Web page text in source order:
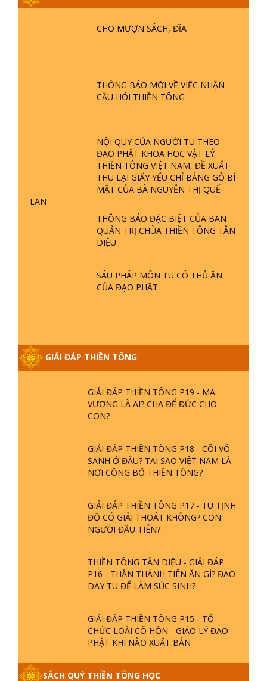
CHO MƯỢN SÁCH, ĐĨA
THÔNG BÁO MỚI VỀ VIỆC NHẬN
CÂU HỎI THIỀN TÔNG
NỘI QUY CỦA NGƯỜI TU THEO
ĐẠO PHẬT KHOA HỌC VẬT LÝ
THIỀN TÔNG VIỆT NAM, ĐỀ XUẤT
THU LẠI GIẤY YẾU CHỈ BẢNG GỖ BÍ
MẬT CỦA BÀ NGUYỄN THỊ QUẾ
LAN
THÔNG BÁO ĐẶC BIỆT CỦA BAN
QUẢN TRỊ CHÙA THIỀN TÔNG TÂN
DIỆU
SÁU PHÁP MÔN TU CÓ THỦ ẤN
CỦA ĐẠO PHẬT
GIẢI ĐÁP THIỀN TÔNG
TTTD
GIẢI ĐÁP ĐẶC BIỆT P23 - THIÊN
TĂNG? | TTTD
GIẢI ĐÁP THIỀN TÔNG ĐẶC BIỆT P22
- TẠI SAO TRÁI ĐẤT NHIỀU THIÊN TAI
- LŨ LỤT - HỎA HOẠN | TTTD
GIẢI ĐÁP THIỀN TÔNG ĐẶC BIỆT P21
- TẠI SAO ĐỨC PHẬT BƯỚC ĐI 7
BƯỚC TRÊN HOA SEN ? | TTTD
GIẢI ĐÁP VỀ LỄ TIỄN THIỀN TÔNG SƯ
NGỌC LÂM VỀ PHẬT GIỚI
PHẦN 20 - BÁC NGUYỄN NHÂN LÀ AI?
PHIỀN NÃO DO ĐÂU MÀ CÓ?
GIẢI ĐÁP THIỀN TÔNG P19 - MA
VƯƠNG LÀ AI? CHA ĐỂ ĐỨC CHO
CON?
GIẢI ĐÁP THIỀN TÔNG P18 - CÕI VÔ
SANH Ở ĐÂU? TẠI SAO VIỆT NAM LÀ
NƠI CÔNG BỐ THIỀN TÔNG?
GIẢI ĐÁP THIỀN TÔNG P17 - TU TỊNH
ĐỘ CÓ GIẢI THOÁT KHÔNG? CON
NGƯỜI ĐẦU TIÊN?
THIỀN TÔNG TÂN DIỆU - GIẢI ĐÁP
P16 - THẦN THÁNH TIÊN ĂN GÌ? ĐẠO
DẠY TU ĐỂ LÀM SÚC SINH?
GIẢI ĐÁP THIỀN TÔNG P15 - TỔ
CHỨC LOÀI CÔ HỒN - GIÁO LÝ ĐẠO
PHẬT KHI NÀO XUẤT BẢN
GIẢI ĐÁP THIỀN TÔNG ĐẶC BIỆT -
SÁCH QUÝ THIỀN TÔNG HỌC